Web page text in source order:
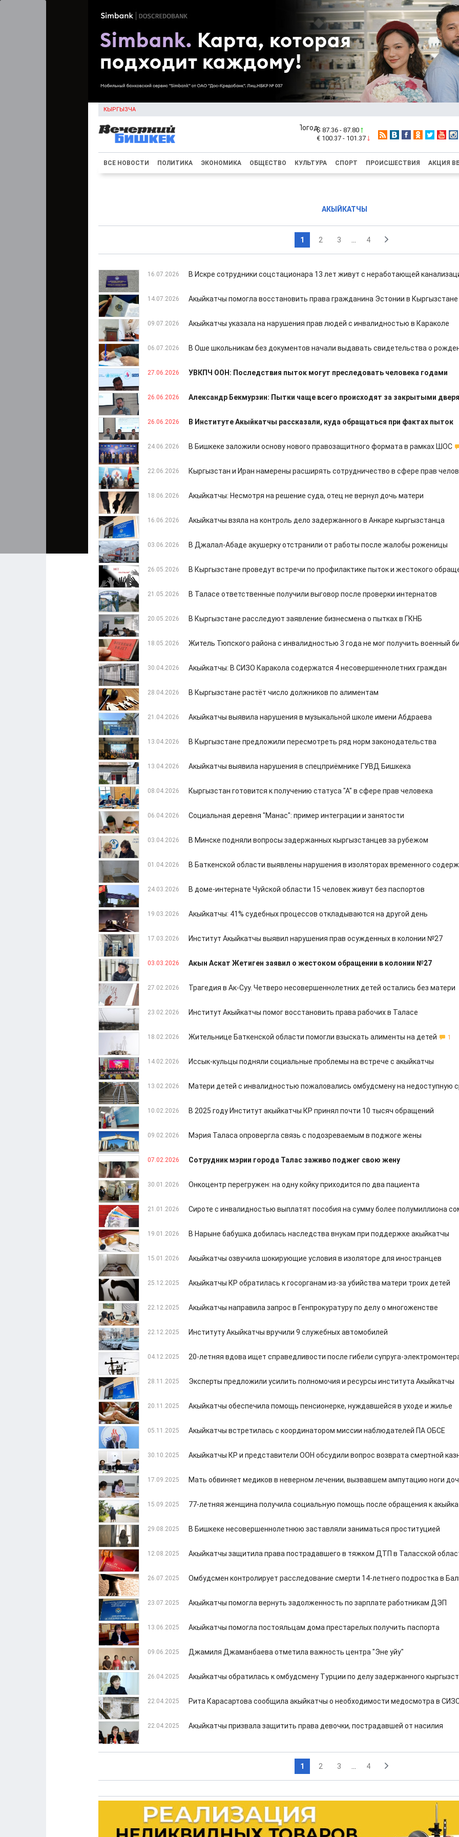
КЫРГЫЗЧА
$ 87.36 - 87.80
€ 100.37 - 101.37
ВСЕ НОВОСТИ ПОЛИТИКА ЭКОНОМИКА ОБЩЕСТВО КУЛЬТУРА СПОРТ ПРОИСШЕСТВИЯ АКЦИЯ
АКЫЙКАТЧЫ
1 2 3 4
16.07.2026 В Искре сотрудники соцстационара 13 лет живут с неработающей
14.07.2026 Акыйкатчы помогла восстановить права гражданина Эстонии в Кыргызстане
09.07.2026 Акыйкатчы указала на нарушения прав людей с инвалидностью в Караколе
06.07.2026 В Оше школьникам без документов начали выдавать свидетельства о
27.06.2026 УВКПЧ ООН: Последствия пыток могут преследовать человека годами
26.06.2026 Александр Бекмурзин: Пытки чаще всего происходят за закрытыми
26.06.2026 В Институте Акыйкатчы рассказали, куда обращаться при фактах пыток
24.06.2026 В Бишкеке заложили основу нового правозащитного формата в рамках ШОС
22.06.2026 Кыргызстан и Иран намерены расширять сотрудничество в сфере прав
18.06.2026 Акыйкатчы: Несмотря на решение суда, отец не вернул дочь матери
16.06.2026 Акыйкатчы взяла на контроль дело задержанного в Анкаре кыргызстанца
03.06.2026 В Джалал-Абаде акушерку отстранили от работы после жалобы роженицы
26.05.2026 В Кыргызстане проведут встречи по профилактике пыток и жестокого
21.05.2026 В Таласе ответственные получили выговор после проверки интернатов
20.05.2026 В Кыргызстане расследуют заявление бизнесмена о пытках в ГКНБ
18.05.2026 Житель Тюпского района с инвалидностью 3 года не мог получить военный
30.04.2026 Акыйкатчы: В СИЗО Каракола содержатся 4 несовершеннолетних граждан
28.04.2026 В Кыргызстане растёт число должников по алиментам
21.04.2026 Акыйкатчы выявила нарушения в музыкальной школе имени Абдраева
13.04.2026 В Кыргызстане предложили пересмотреть ряд норм законодательства
13.04.2026 Акыйкатчы выявила нарушения в спецприёмнике ГУВД Бишкека
08.04.2026 Кыргызстан готовится к получению статуса "А" в сфере прав человека
06.04.2026 Социальная деревня "Манас": пример интеграции и занятости
03.04.2026 В Минске подняли вопросы задержанных кыргызстанцев за рубежом
01.04.2026 В Баткенской области выявлены нарушения в изоляторах временного
24.03.2026 В доме-интернате Чуйской области 15 человек живут без паспортов
19.03.2026 Акыйкатчы: 41% судебных процессов откладываются на другой день
17.03.2026 Институт Акыйкатчы выявил нарушения прав осужденных в колонии №27
03.03.2026 Акын Аскат Жетиген заявил о жестоком обращении в колонии №27
27.02.2026 Трагедия в Ак-Суу. Четверо несовершеннолетних детей остались без матери
23.02.2026 Институт Акыйкатчы помог восстановить права рабочих в Таласе
18.02.2026 Жительнице Баткенской области помогли взыскать алименты на детей 1
14.02.2026 Иссык-кульцы подняли социальные проблемы на встрече с акыйкатчы
13.02.2026 Матери детей с инвалидностью пожаловались омбудсмену на недоступную
10.02.2026 В 2025 году Институт акыйкатчы КР принял почти 10 тысяч обращений
09.02.2026 Мэрия Таласа опровергла связь с подозреваемым в поджоге жены
07.02.2026 Сотрудник мэрии города Талас заживо поджег свою жену
30.01.2026 Онкоцентр перегружен: на одну койку приходится по два пациента
21.01.2026 Сироте с инвалидностью выплатят пособия на сумму более полумиллиона
19.01.2026 В Нарыне бабушка добилась наследства внукам при поддержке акыйкатчы
15.01.2026 Акыйкатчы озвучила шокирующие условия в изоляторе для иностранцев
25.12.2025 Акыйкатчы КР обратилась к госорганам из-за убийства матери троих детей
22.12.2025 Акыйкатчы направила запрос в Генпрокуратуру по делу о многоженстве
22.12.2025 Институту Акыйкатчы вручили 9 служебных автомобилей
04.12.2025 20-летняя вдова ищет справедливости после гибели супруга-
28.11.2025 Эксперты предложили усилить полномочия и ресурсы института Акыйкатчы
20.11.2025 Акыйкатчы обеспечила помощь пенсионерке, нуждавшейся в уходе и жилье
05.11.2025 Акыйкатчы встретилась с координатором миссии наблюдателей ПА ОБСЕ
30.10.2025 Акыйкатчы КР и представители ООН обсудили вопрос возврата смертной
17.09.2025 Мать обвиняет медиков в неверном лечении, вызвавшем ампутацию ноги
15.09.2025 77-летняя женщина получила социальную помощь после обращения к
29.08.2025 В Бишкеке несовершеннолетнюю заставляли заниматься проституцией
12.08.2025 Акыйкатчы защитила права пострадавшего в тяжком ДТП в Таласской
26.07.2025 Омбудсмен контролирует расследование смерти 14-летнего подростка в
23.07.2025 Акыйкатчы помогла вернуть задолженность по зарплате работникам ДЭП
13.06.2025 Акыйкатчы помогла постояльцам дома престарелых получить паспорта
09.06.2025 Джамиля Джаманбаева отметила важность центра "Эне уйу"
26.04.2025 Акыйкатчы обратилась к омбудсмену Турции по делу задержанного
22.04.2025 Рита Карасартова сообщила акыйкатчы о необходимости медосмотра в
22.04.2025 Акыйкатчы призвала защитить права девочки, пострадавшей от насилия
1 2 3 4